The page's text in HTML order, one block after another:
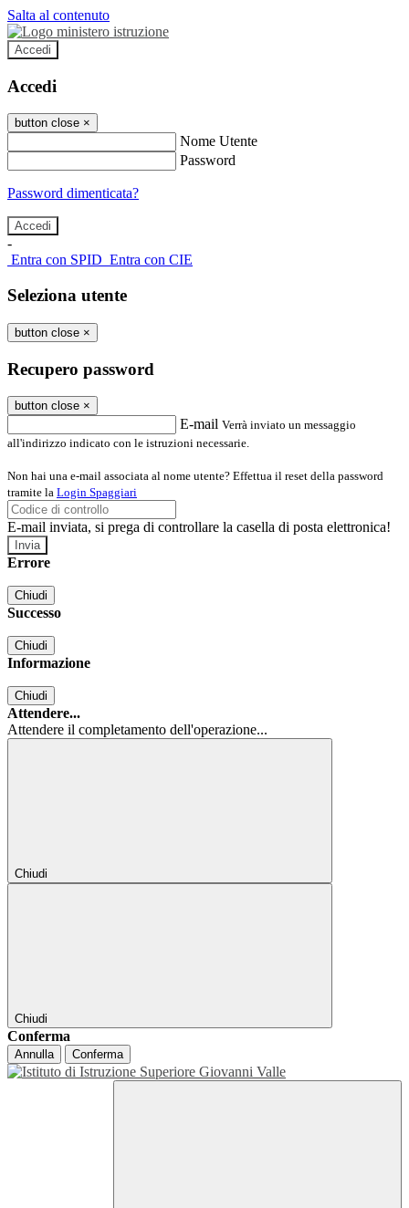
Salta al contenuto
Accedi
Accedi
button close ×
Nome Utente
Password
Password dimenticata?
-
Entra con SPID Entra con CIE
Seleziona utente
button close ×
Recupero password
button close ×
E-mail Verrà inviato un messaggio
all'indirizzo indicato con le istruzioni necessarie.
Non hai una e-mail associata al nome utente? Effettua il reset della password
tramite la Login Spaggiari
E-mail inviata, si prega di controllare la casella di posta elettronica!
Errore
Chiudi
Successo
Chiudi
Informazione
Chiudi
Attendere...
Attendere il completamento dell'operazione...
Chiudi
Chiudi
Conferma
Annulla Conferma